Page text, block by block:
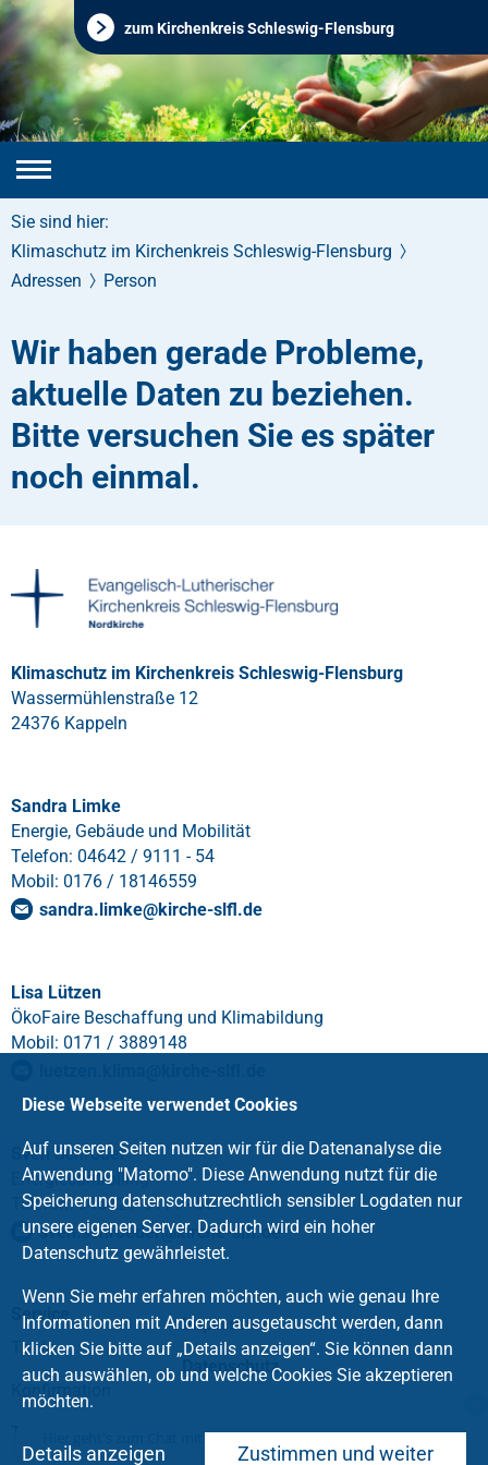
zum Kirchenkreis Schleswig-Flensburg
Sie sind hier:
Klimaschutz im Kirchenkreis Schleswig-Flensburg
Adressen
Person
Wir haben gerade Probleme,
aktuelle Daten zu beziehen.
Bitte versuchen Sie es später
noch einmal.
Klimaschutz im Kirchenkreis Schleswig-Flensburg
Wassermühlenstraße 12
24376 Kappeln
Sandra Limke
Energie, Gebäude und Mobilität
Telefon: 04642 / 9111 - 54
Mobil: 0176 / 18146559
sandra.limke@kirche-slfl.de
Lisa Lützen
ÖkoFaire Beschaffung und Klimabildung
Mobil: 0171 / 3889148
Sven Schröder
Energiecontrolling
Telefon: 04642 / 9111 - 56
sven.schroeder@kirche-slfl. de
Service
Taufe
Konfirmation
Impressum
Datenschutz
Diese Webseite verwendet Cookies
Auf unseren Seiten nutzen wir für die Datenanalyse die
Anwendung "Matomo". Diese Anwendung nutzt für die
Speicherung datenschutzrechtlich sensibler Logdaten nur
unsere eigenen Server. Dadurch wird ein hoher
Datenschutz gewährleistet.
Wenn Sie mehr erfahren möchten, auch wie genau Ihre
Informationen mit Anderen ausgetauscht werden, dann
klicken Sie bitte auf „Details anzeigen“. Sie können dann
auch auswählen, ob und welche Cookies Sie akzeptieren
möchten.
Zustimmen und weiter
Details anzeigen
Hier geht's zum Chat mit dem Team des Kirchenkreises